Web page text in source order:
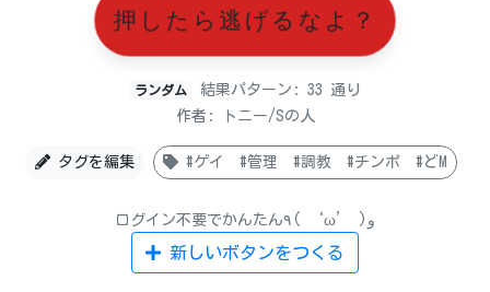
押したら逃げるなよ？
ランダム
結果パターン: 33 通り
作者: トニー/Sの人
タグを編集 #ゲイ #管理 #調教 #チンポ #どM
ログイン不要でかんたん٩( ‘ω’ )و
新しいボタンをつくる